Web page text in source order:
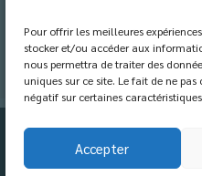
Pour offrir les meilleures
stocker et/ou accéder aux
nous permettra de traiter des
uniques sur ce site. Le fait de ne
négatif sur certaines
Accepter